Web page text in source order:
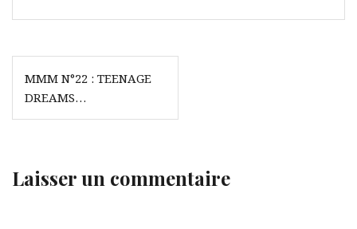
Navigation
de
l’article
MMM N°22 : TEENAGE
DREAMS…
Laisser un commentaire